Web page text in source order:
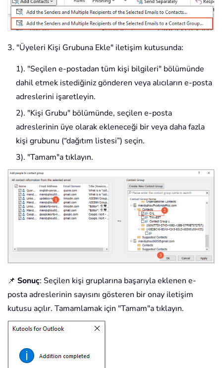
3. "Üyeleri Kişi Grubuna Ekle" iletişim kutusunda:
1). "Seçilen e-postadan tüm kişi bilgileri" bölümünde
dahil etmek istediğiniz gönderen veya alıcıların e-posta
adreslerini işaretleyin.
2). "Kişi Grubu" bölümünde, seçilen e-posta
adreslerinin üye olarak ekleneceği bir veya daha fazla
kişi grubunu (“dağıtım listesi”) seçin.
3). "Tamam"a tıklayın.
📌 Sonuç: Seçilen kişi gruplarına başarıyla eklenen e-
posta adreslerinin sayısını gösteren bir onay iletişim
kutusu açılır. Tamamlamak için "Tamam"a tıklayın.